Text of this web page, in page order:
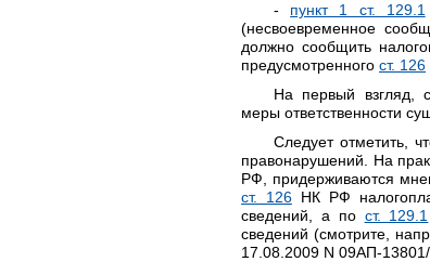
- пункт 1 ст. 129.1
(несвоевременное
должно сообщить
предусмотренного ст. 126
На первый взгляд,
меры ответственности
Следует отметить,
правонарушений. На
РФ, придерживаются
ст. 126НК РФ
сведений, а по ст. 129.1
сведений (смотрите,
17.08.2009 N 09АП-13801/